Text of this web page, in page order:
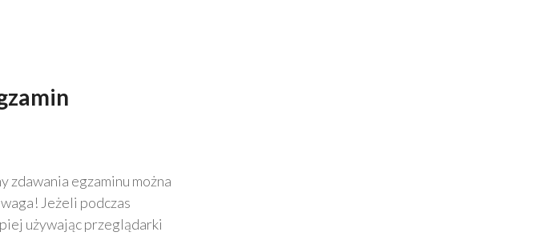
zdawania egzaminu można
Jeżeli podczas
używając przeglądarki